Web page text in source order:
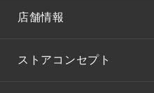
店舗情報
ストアコンセプト